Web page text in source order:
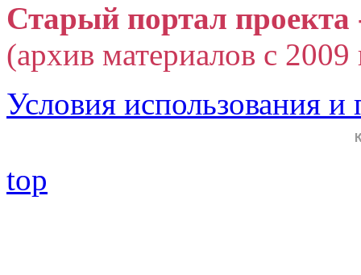
Старый портал
(архив материалов с
Условия использования
top